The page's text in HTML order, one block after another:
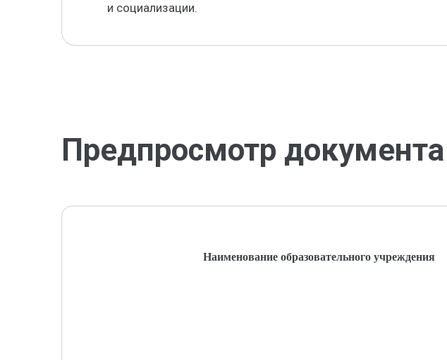
и социализации.
Предпросмотр документа
Наименование образовательного учреждения